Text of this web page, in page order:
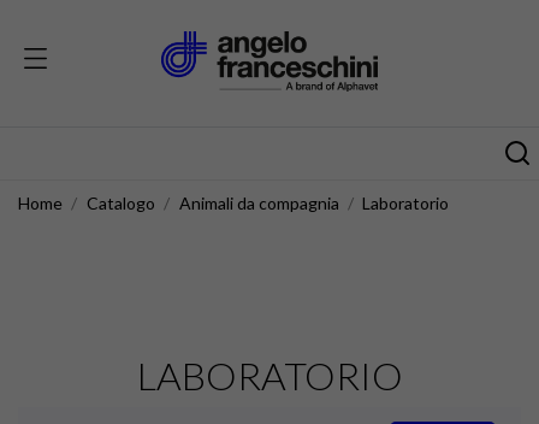
Home Catalogo Animali da compagnia Laboratorio
LABORATORIO